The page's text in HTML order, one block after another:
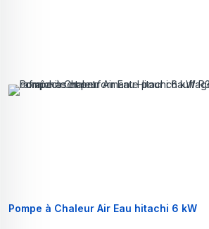
Pompe à Chaleur Air Eau hitachi 6 kW